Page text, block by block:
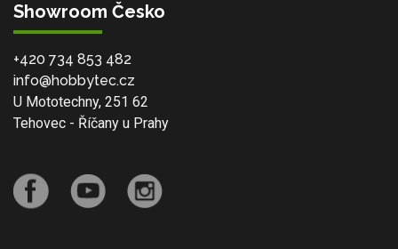
Showroom Česko
+420 734 853 482
info@hobbytec.cz
U Mototechny, 251 62
Tehovec - Říčany u Prahy